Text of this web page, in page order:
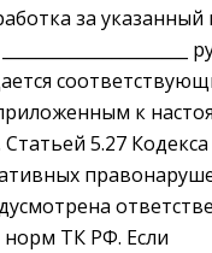
за указанный
к
5.27
ТК РФ. Если